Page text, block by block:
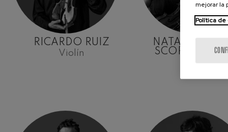
RICARDO RUIZ
Violín
NATACHA
Viola
mejorar la
Política de